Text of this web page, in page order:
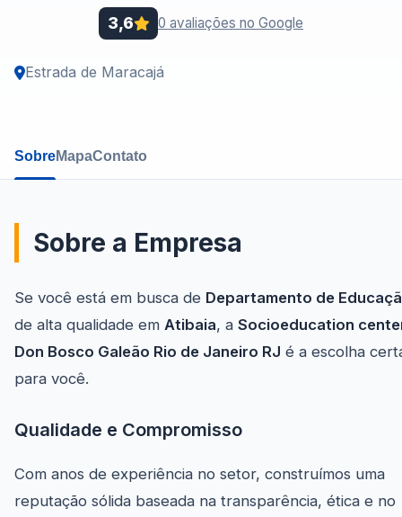
3,6 0 avaliações no Google
Estrada de Maracajá
SobreMapaContato
Sobre a Empresa
Se você está em busca de Departamento de
de alta qualidade em Atibaia, a Socioeducation
Don Bosco Galeão Rio de Janeiro RJ é a escolha
para você.
Qualidade e Compromisso
Com anos de experiência no setor, construímos uma
reputação sólida baseada na transparência, ética e no